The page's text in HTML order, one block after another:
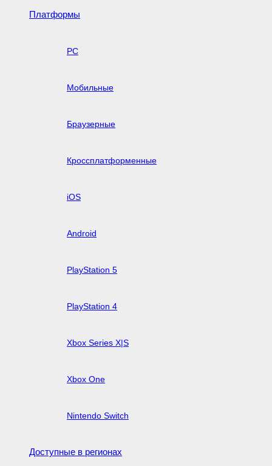
Платформы
PC
Мобильные
Браузерные
Кроссплатформенные
iOS
Android
PlayStation 5
PlayStation 4
Xbox Series X|S
Xbox One
Nintendo Switch
Доступные в регионах